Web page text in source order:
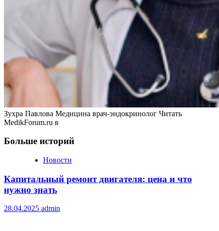
Зухра Павлова Медицина врач-эндокринолог Читать
MedikForum.ru в
Больше историй
Новости
Капитальный ремонт двигателя: цена и что
нужно знать
28.04.2025 admin